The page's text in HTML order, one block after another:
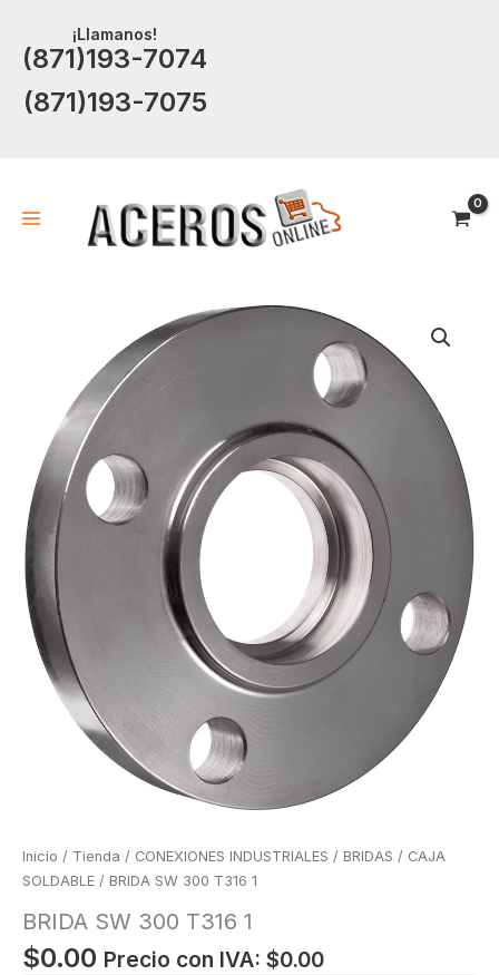
contenido
¡Llamanos!
(871)193-7074
(871)193-7075
Inicio / Tienda / CONEXIONES INDUSTRIALES / BRIDAS / CAJA
SOLDABLE / BRIDA SW 300 T316 1
BRIDA SW 300 T316 1
$0.00 Precio con IVA: $0.00